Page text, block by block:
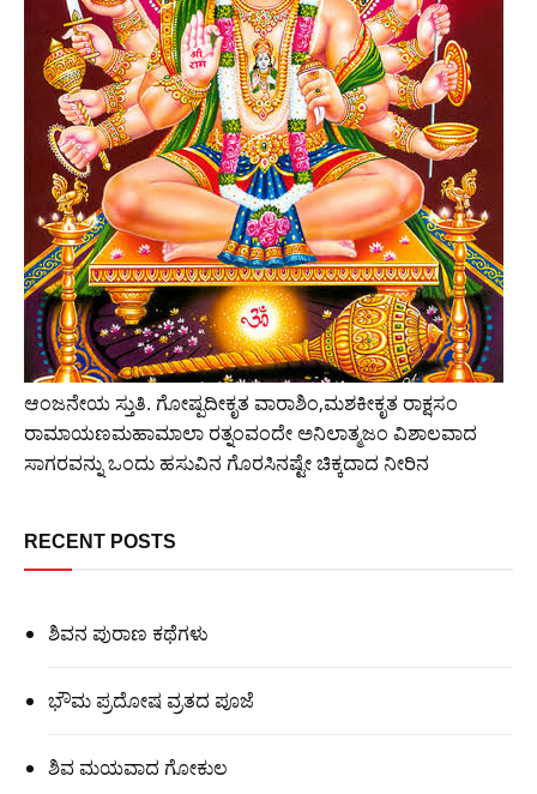
ಆಂಜನೇಯ ಸ್ತುತಿ. ಗೋಷ್ಪದೀಕೃತ ವಾರಾಶಿಂ,ಮಶಕೀಕೃತ ರಾಕ್ಷಸಂ
ರಾಮಾಯಣಮಹಾಮಾಲಾ ರತ್ನಂವಂದೇ ಅನಿಲಾತ್ಮಜಂ ವಿಶಾಲವಾದ
ಸಾಗರವನ್ನು ಒಂದು ಹಸುವಿನ ಗೊರಸಿನಷ್ಟೇ ಚಿಕ್ಕದಾದ ನೀರಿನ
RECENT POSTS
ಶಿವನ ಪುರಾಣ ಕಥೆಗಳು
ಭೌಮ ಪ್ರದೋಷ ವ್ರತದ ಪೂಜೆ
ಶಿವ ಮಯವಾದ ಗೋಕುಲ